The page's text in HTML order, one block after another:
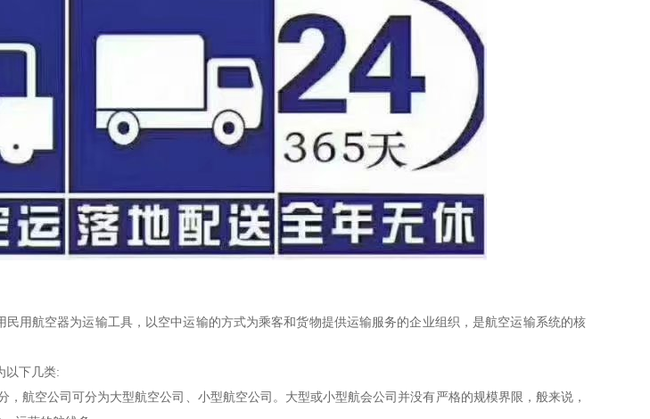
民用航空器为运输工具，以空中运输的方式为乘客和货物提供运输服务的企业组织，是航空运输系统的核
以下几类:
，航空公司可分为大型航空公司、小型航空公司。大型或小型航会公司并没有严格的规模界限，般来说，